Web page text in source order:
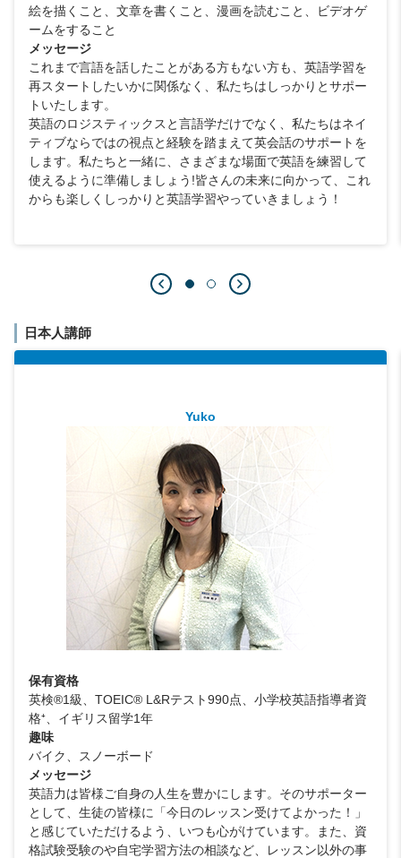
絵を描くこと、文章を書くこと、漫画を読むこと、ビデオゲ
ームをすること
メッセージ
これまで言語を話したことがある方もない方も、英語学習を
再スタートしたいかに関係なく、私たちはしっかりとサポー
トいたします。
英語のロジスティックスと言語学だけでなく、私たちはネイ
ティブならではの視点と経験を踏まえて英会話のサポートを
します。私たちと一緒に、さまざまな場面で英語を練習して
使えるように準備しましょう!皆さんの未来に向かって、これ
からも楽しくしっかりと英語学習やっていきましょう！
日本人講師
Yuko
保有資格
英検®1級、TOEIC® L&Rテスト990点、小学校英語指導者資
格⁺、イギリス留学1年
趣味
バイク、スノーボード
メッセージ
英語力は皆様ご自身の人生を豊かにします。そのサポーター
として、生徒の皆様に「今日のレッスン受けてよかった！」
と感じていただけるよう、いつも心がけています。また、資
格試験受験のや自宅学習方法の相談など、レッスン以外の事